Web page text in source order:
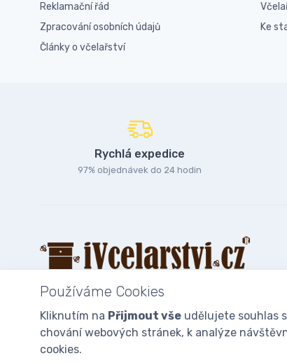
Reklamační řád
Zpracování osobních údajů
Články o včelařství
Ke
Rychlá expedice
97% objednávek do 24 hodin
© 2025iVcelarstvi.cz®Všechna práva vyhrazena.|Staňte
Používáme Cookies
Kliknutím na Přijmout vše udělujete souhlas
chování webových stránek, k analýze
cookies.